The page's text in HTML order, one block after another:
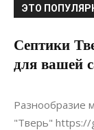
ЭТО
Септики
для вашей
22.11.2021
Разнообразие
"Тверь" https://